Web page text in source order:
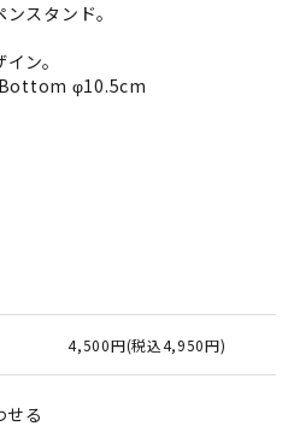
スタンド。
ン。
φ10.5cm
4,500円(税込4,950円)
せる